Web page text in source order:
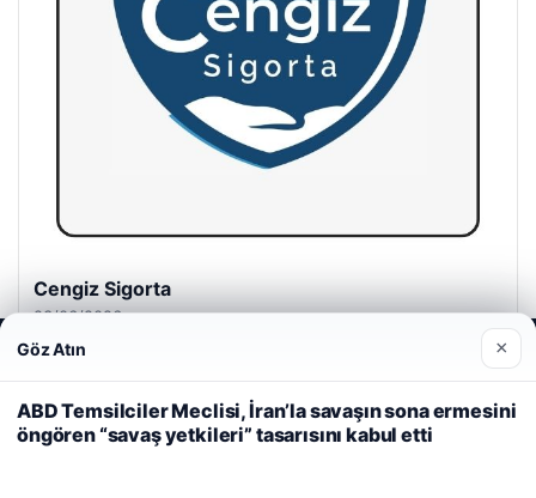
Cengiz Sigorta
23/06/2026
Web sitemizi nasıl kullandığınızı daha iyi anlayabilmek,
deneyiminizi kişiselleştirmek ve geliştirmek amacıyla çerezler
kullanıyoruz.Çerez Politikamız
Reddet Kabul Et
Göz Atın ×
ABD Temsilciler Meclisi, İran’la savaşın sona ermesini
öngören “savaş yetkileri” tasarısını kabul etti